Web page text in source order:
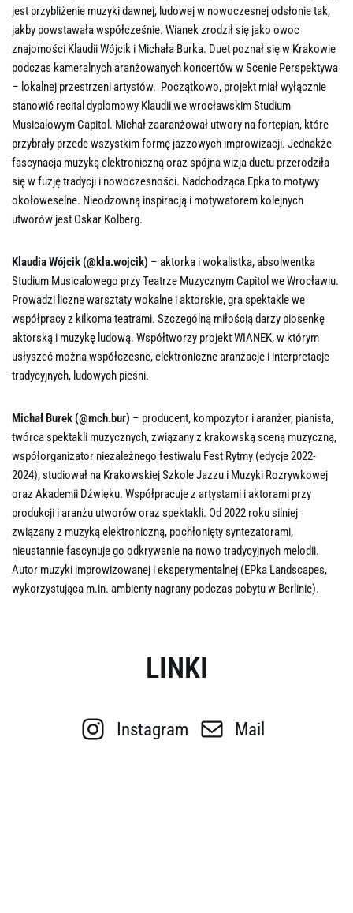
jest przybliżenie muzyki dawnej, ludowej w nowoczesnej odsłonie tak,
jakby powstawała współcześnie. Wianek zrodził się jako owoc
znajomości Klaudii Wójcik i Michała Burka. Duet poznał się w Krakowie
podczas kameralnych aranżowanych koncertów w Scenie Perspektywa
– lokalnej przestrzeni artystów. Początkowo, projekt miał wyłącznie
stanowić recital dyplomowy Klaudii we wrocławskim Studium
Musicalowym Capitol. Michał zaaranżował utwory na fortepian, które
przybrały przede wszystkim formę jazzowych improwizacji. Jednakże
fascynacja muzyką elektroniczną oraz spójna wizja duetu przerodziła
się w fuzję tradycji i nowoczesności. Nadchodząca Epka to motywy
okołoweselne. Nieodzowną inspiracją i motywatorem kolejnych
utworów jest Oskar Kolberg.
Klaudia Wójcik (@kla.wojcik) – aktorka i wokalistka, absolwentka
Studium Musicalowego przy Teatrze Muzycznym Capitol we Wrocławiu.
Prowadzi liczne warsztaty wokalne i aktorskie, gra spektakle we
współpracy z kilkoma teatrami. Szczególną miłością darzy piosenkę
aktorską i muzykę ludową. Współtworzy projekt WIANEK, w którym
usłyszeć można współczesne, elektroniczne aranżacje i interpretacje
tradycyjnych, ludowych pieśni.
Michał Burek (@mch.bur) – producent, kompozytor i aranżer, pianista,
twórca spektakli muzycznych, związany z krakowską sceną muzyczną,
współorganizator niezależnego festiwalu Fest Rytmy (edycje 2022-
2024), studiował na Krakowskiej Szkole Jazzu i Muzyki Rozrywkowej
oraz Akademii Dźwięku. Współpracuje z artystami i aktorami przy
produkcji i aranżu utworów oraz spektakli. Od 2022 roku silniej
związany z muzyką elektroniczną, pochłonięty syntezatorami,
nieustannie fascynuje go odkrywanie na nowo tradycyjnych melodii.
Autor muzyki improwizowanej i eksperymentalnej (EPka Landscapes,
wykorzystująca m.in. ambienty nagrany podczas pobytu w Berlinie).
LINKI
Instagram Mail